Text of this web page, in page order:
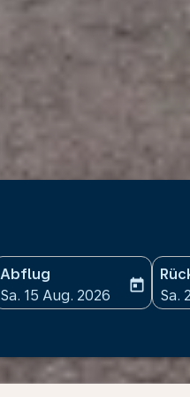
Abflug
fc-booking-departure-
Sa. 15 Aug. 2026
today
fc-
Sa.